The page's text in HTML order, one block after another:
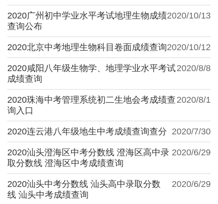
2020/10/13
2020广州初中学业水平考试地理生物成绩
查询公布
2020/10/12
2020北京中考地理生物科目卷面成绩查询
2020/8/8
2020咸阳八年级生物学、地理学业水平考试
成绩查询
2020/8/1
2020珠海中考管理系统初二生地会考成绩查
询入口
2020/7/30
2020连云港八年级地生中考成绩查询查分
2020/6/29
2020汕头澄海区中考分数线 澄海区高中录
取分数线 澄海区中考成绩查询
2020/6/29
2020汕头中考分数线 汕头高中录取分数
线 汕头中考成绩查询